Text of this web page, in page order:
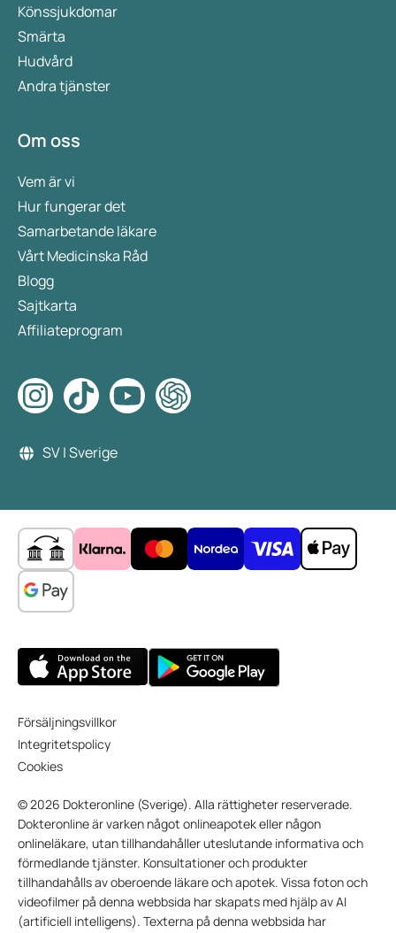
Könssjukdomar
Smärta
Hudvård
Andra tjänster
Om oss
Vem är vi
Hur fungerar det
Samarbetande läkare
Vårt Medicinska Råd
Blogg
Sajtkarta
Affiliateprogram
SV | Sverige
Försäljningsvillkor
Integritetspolicy
Cookies
© 2026 Dokteronline (Sverige). Alla rättigheter reserverade.
Dokteronline är varken något onlineapotek eller någon
onlineläkare, utan tillhandahåller uteslutande informativa och
förmedlande tjänster. Konsultationer och produkter
tillhandahålls av oberoende läkare och apotek. Vissa foton och
videofilmer på denna webbsida har skapats med hjälp av AI
(artificiell intelligens). Texterna på denna webbsida har